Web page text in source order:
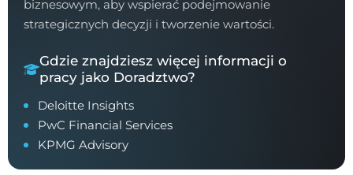
biznesowym, aby wspierać podejmowanie
strategicznych decyzji i tworzenie wartości.
Gdzie znajdziesz więcej informacji o
pracy jako Doradztwo?
Deloitte Insights
PwC Financial Services
KPMG Advisory